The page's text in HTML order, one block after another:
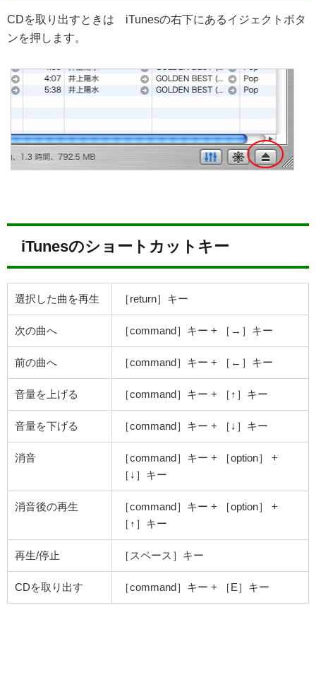
CDを取り出すときは iTunesの右下にあるイジェクトボタ
ンを押します。
iTunesのショートカットキー
選択した曲を再生 ［return］キー
次の曲へ ［command］キー + ［→］キー
前の曲へ ［command］キー + ［←］キー
音量を上げる ［command］キー + ［↑］キー
音量を下げる ［command］キー + ［↓］キー
消音
［command］キー + ［option］ +
［↓］キー
消音後の再生
［command］キー + ［option］ +
［↑］キー
再生/停止 ［スペース］キー
CDを取り出す ［command］キー + ［E］キー